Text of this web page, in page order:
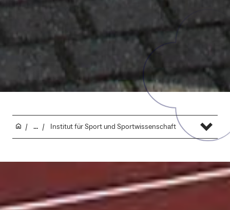
... Institut für Sport und Sportwissenschaft